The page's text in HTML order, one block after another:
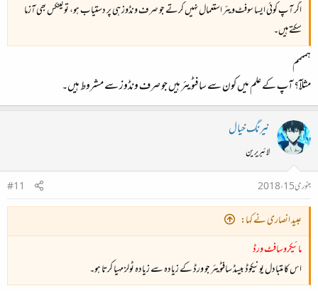
اگر آپ کوئی ایسا سوفٹ‌ویئر استعمال نہیں کرتے جو صرف ونڈوز ہی پر دستیاب ہو، تو لینکس بھی آزما
سکتے ہیں۔
ہمممم
مثلآ؟ آپ کے علم میں کون سے سافٹویئر ہیں جو صرف ونڈوز سے مشروط ہیں۔
نیرنگ خیال
لائبریرین
جنوری 15، 2018
#11
عبید انصاری نے کہا:
مائیکروسافٹ ورڈ
اس کا متبادل یونیکوڈ بیسڈ سافٹویئر جو ورڈ کے زیادہ سے زیادہ ٹولز مہیا کرتا ہو۔